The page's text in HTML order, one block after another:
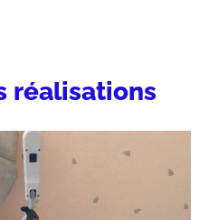
réalisations